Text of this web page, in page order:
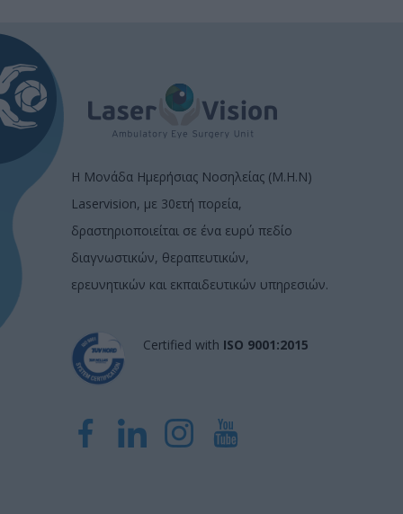
Η Μονάδα Ημερήσιας Νοσηλείας (Μ.Η.Ν)
Laservision, με 30ετή πορεία,
δραστηριοποιείται σε ένα ευρύ πεδίο
διαγνωστικών, θεραπευτικών,
ερευνητικών και εκπαιδευτικών υπηρεσιών.
Certified with ISO 9001:2015